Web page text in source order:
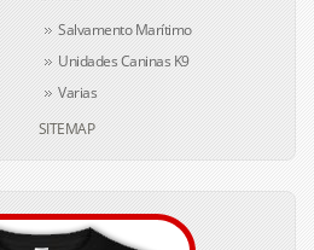
Salvamento Marítimo
Unidades Caninas K9
Varias
SITEMAP